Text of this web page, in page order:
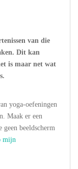
van die
Dit kan
is maar net wat
yoga-oefeningen
Maak er een
beeldscherm
mijn